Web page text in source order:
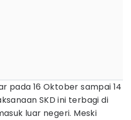
pada 16 Oktober sampai 14
SKD ini terbagi di
luar negeri. Meski